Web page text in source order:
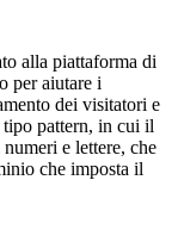
alla piattaforma di
per aiutare i
dei visitatori e
pattern, in cui il
e lettere, che
che imposta il